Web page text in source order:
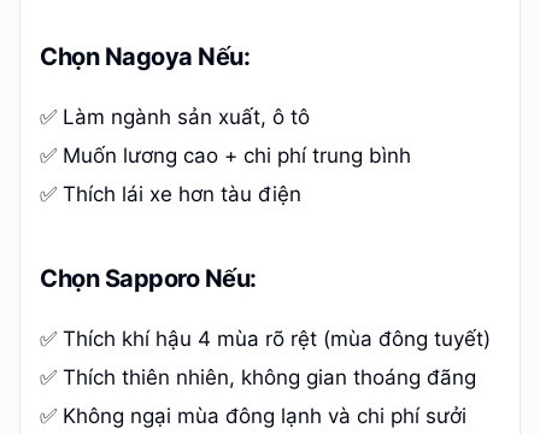
Chọn Nagoya Nếu:
✅ Làm ngành sản xuất, ô tô
✅ Muốn lương cao + chi phí trung bình
✅ Thích lái xe hơn tàu điện
Chọn Sapporo Nếu:
✅ Thích khí hậu 4 mùa rõ rệt (mùa đông tuyết)
✅ Thích thiên nhiên, không gian thoáng đãng
✅ Không ngại mùa đông lạnh và chi phí sưởi